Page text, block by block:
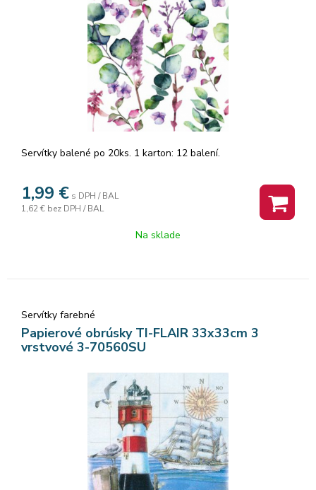
Servítky balené po 20ks. 1 karton: 12 balení.
1,99 € s DPH / BAL
1,62 € bez DPH / BAL
Na sklade
Servítky farebné
Papierové obrúsky TI-FLAIR 33x33cm 3
vrstvové 3-70560SU